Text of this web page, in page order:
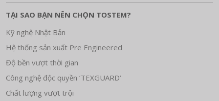
TẠI SAO BẠN NÊN CHỌN TOSTEM?
Kỹ nghệ Nhật Bản
Hệ thống sản xuất Pre Engineered
Độ bền vượt thời gian
Công nghệ độc quyền ‘TEXGUARD’
Chất lượng vượt trội